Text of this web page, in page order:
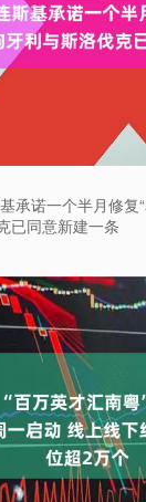
承诺一个半月修复
已同意新建一条